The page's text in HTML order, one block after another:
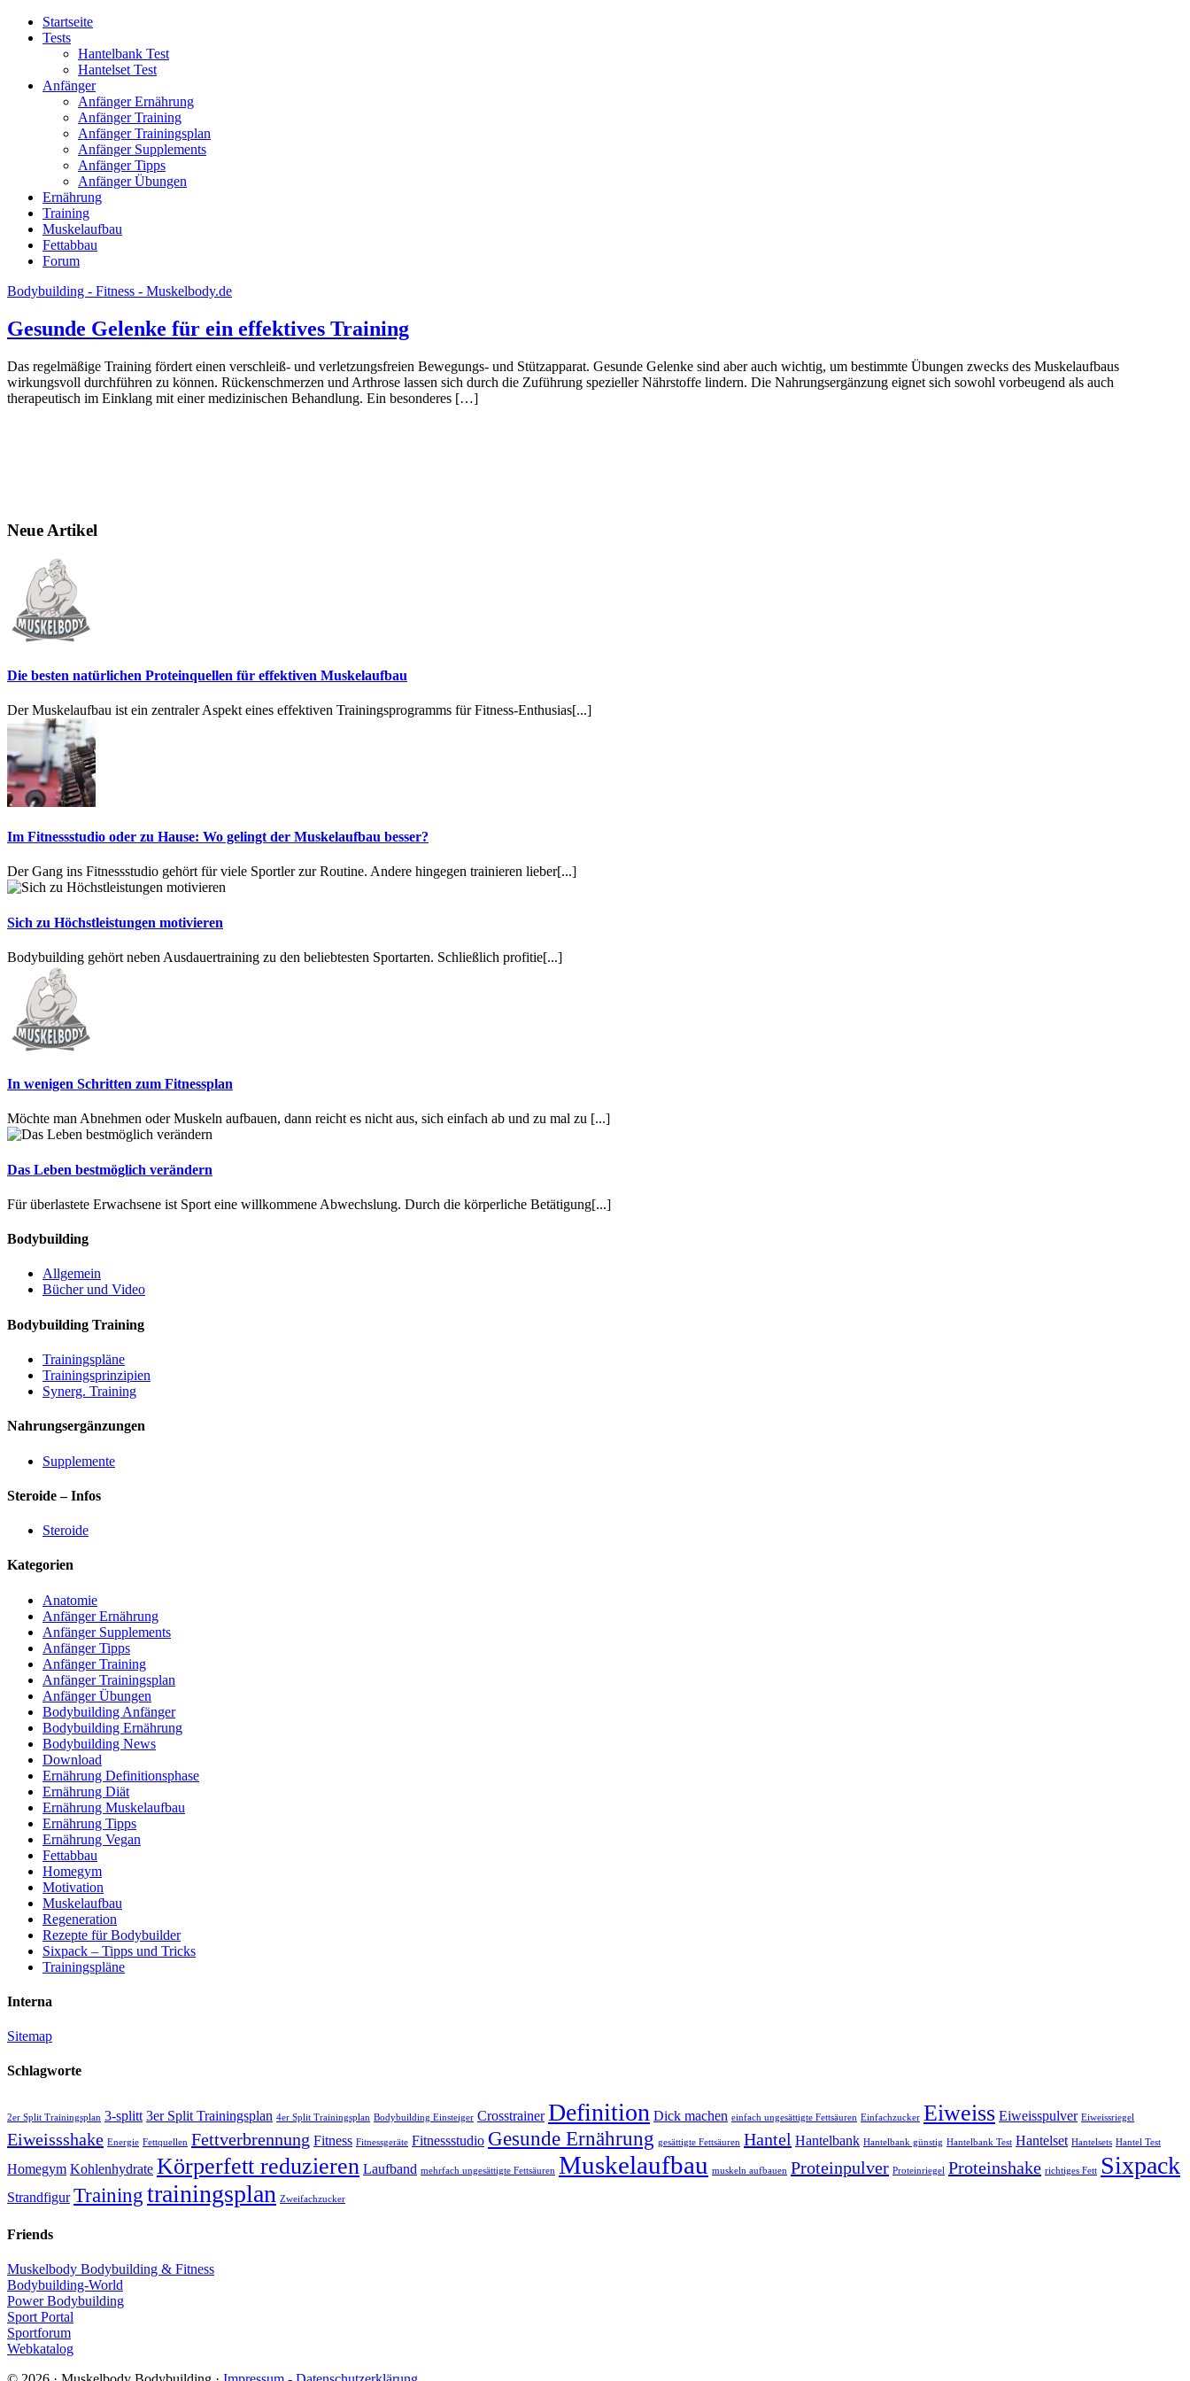
Startseite
Tests
Hantelbank Test
Hantelset Test
Anfänger
Anfänger Ernährung
Anfänger Training
Anfänger Trainingsplan
Anfänger Supplements
Anfänger Tipps
Anfänger Übungen
Ernährung
Training
Muskelaufbau
Fettabbau
Forum
Bodybuilding - Fitness - Muskelbody.de
Gesunde Gelenke für ein effektives Training
Das regelmäßige Training fördert einen verschleiß- und verletzungsfreien Bewegungs- und Stützapparat. Gesunde Gelenke sind aber auch wichtig, um bestimmte Übungen zwecks des Muskelaufbaus
wirkungsvoll durchführen zu können. Rückenschmerzen und Arthrose lassen sich durch die Zuführung spezieller Nährstoffe lindern. Die Nahrungsergänzung eignet sich sowohl vorbeugend als auch
therapeutisch im Einklang mit einer medizinischen Behandlung. Ein besonderes […]
Neue Artikel
Die besten natürlichen Proteinquellen für effektiven Muskelaufbau
Der Muskelaufbau ist ein zentraler Aspekt eines effektiven Trainingsprogramms für Fitness-Enthusias[...]
Im Fitnessstudio oder zu Hause: Wo gelingt der Muskelaufbau besser?
Der Gang ins Fitnessstudio gehört für viele Sportler zur Routine. Andere hingegen trainieren lieber[...]
Sich zu Höchstleistungen motivieren
Bodybuilding gehört neben Ausdauertraining zu den beliebtesten Sportarten. Schließlich profitie[...]
In wenigen Schritten zum Fitnessplan
Möchte man Abnehmen oder Muskeln aufbauen, dann reicht es nicht aus, sich einfach ab und zu mal zu [...]
Das Leben bestmöglich verändern
Für überlastete Erwachsene ist Sport eine willkommene Abwechslung. Durch die körperliche Betätigung[...]
Bodybuilding
Allgemein
Bücher und Video
Bodybuilding Training
Trainingspläne
Trainingsprinzipien
Synerg. Training
Nahrungsergänzungen
Supplemente
Steroide – Infos
Steroide
Kategorien
Anatomie
Anfänger Ernährung
Anfänger Supplements
Anfänger Tipps
Anfänger Training
Anfänger Trainingsplan
Anfänger Übungen
Bodybuilding Anfänger
Bodybuilding Ernährung
Bodybuilding News
Download
Ernährung Definitionsphase
Ernährung Diät
Ernährung Muskelaufbau
Ernährung Tipps
Ernährung Vegan
Fettabbau
Homegym
Motivation
Muskelaufbau
Regeneration
Rezepte für Bodybuilder
Sixpack – Tipps und Tricks
Trainingspläne
Interna
Sitemap
Schlagworte
2er Split Trainingsplan 3-splitt 3er Split Trainingsplan 4er Split Trainingsplan Bodybuilding Einsteiger Crosstrainer Definition Dick machen einfach ungesättigte Fettsäuren Einfachzucker Eiweiss Eiweisspulver Eiweissriegel
Eiweissshake Energie Fettquellen Fettverbrennung Fitness Fitnessgeräte Fitnessstudio Gesunde Ernährung gesättigte Fettsäuren Hantel Hantelbank Hantelbank günstig Hantelbank Test Hantelset Hantelsets Hantel Test
Homegym Kohlenhydrate Körperfett reduzieren Laufband mehrfach ungesättigte Fettsäuren Muskelaufbau muskeln aufbauen Proteinpulver Proteinriegel Proteinshake richtiges Fett Sixpack
Strandfigur Trainingtrainingsplan Zweifachzucker
Friends
Muskelbody Bodybuilding & Fitness
Bodybuilding-World
Power Bodybuilding
Sport Portal
Sportforum
Webkatalog